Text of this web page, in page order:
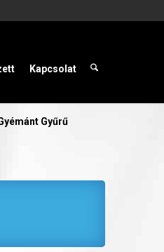
Kapcsolat
Gyűrű